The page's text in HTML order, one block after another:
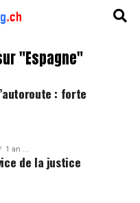
"Espagne"
: forte
1 an ...
de la justice